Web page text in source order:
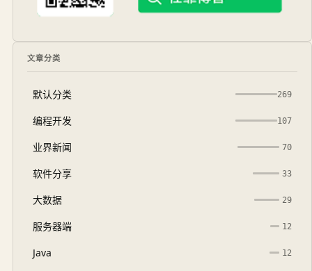
文章分类
默认分类 269
编程开发 107
业界新闻 70
软件分享 33
大数据 29
服务器端 12
Java 12